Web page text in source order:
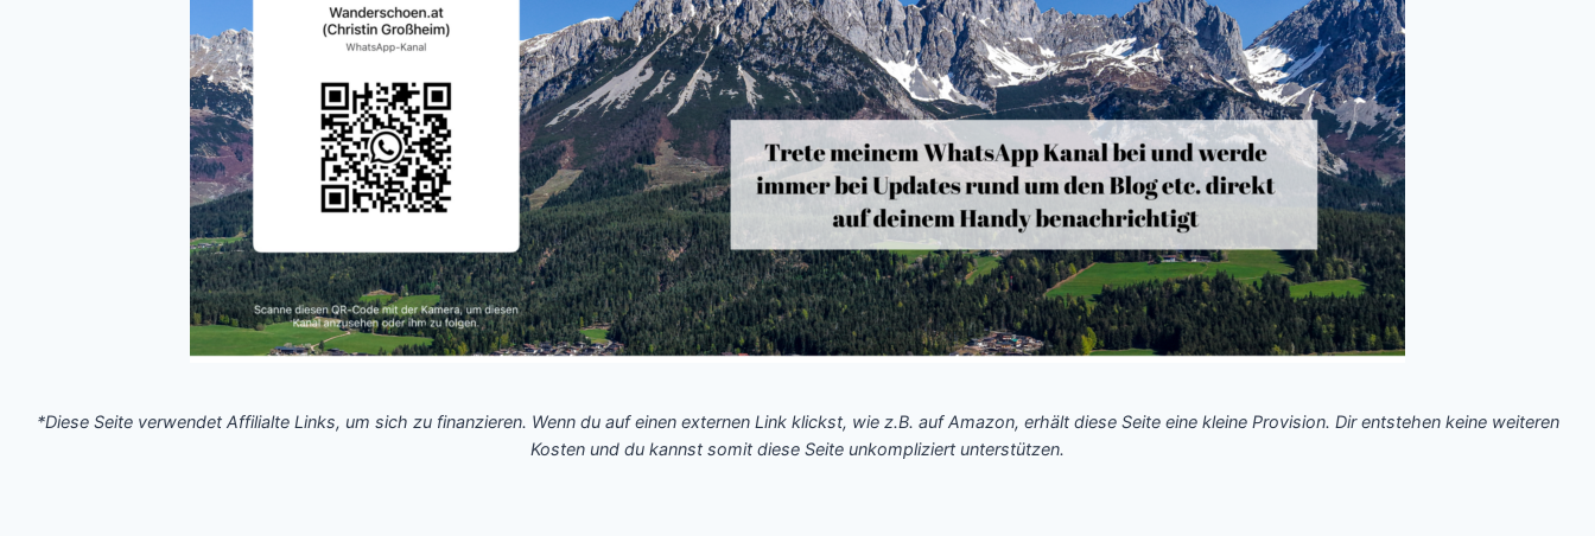
*Diese Seite verwendet Affilialte Links, um sich zu finanzieren. Wenn du auf einen externen Link klickst, wie z.B. auf Amazon, erhält diese Seite eine kleine Provision. Dir entstehen keine weiteren
Kosten und du kannst somit diese Seite unkompliziert unterstützen.